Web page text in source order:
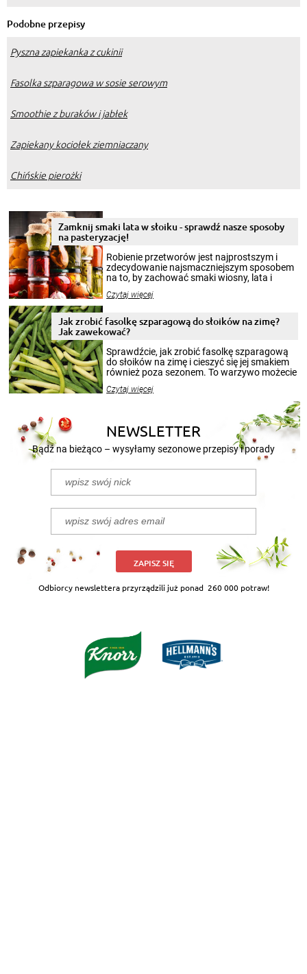
Podobne przepisy
Pyszna zapiekanka z cukinii
Fasolka szparagowa w sosie serowym
Smoothie z buraków i jabłek
Zapiekany kociołek ziemniaczany
Chińskie pierożki
Zamknij smaki lata w słoiku - sprawdź nasze sposoby
na pasteryzację!
Robienie przetworów jest najprostszym i
zdecydowanie najsmaczniejszym sposobem
na to, by zachować smaki wiosny, lata i
krajobrazów, by cieszyć nimi oko w sezonie
pełni poczuć atmosferę cieplejszych
miesięcy. Przygotowanie słoików ze
patenty, które pozwolą zachować świeżość
przetworów.
Czytaj więcej
Jak zrobić fasolkę szparagową do słoików na zimę?
Jak zawekować?
Sprawdźcie, jak zrobić fasolkę szparagową
do słoików na zimę i cieszyć się jej smakiem
również poza sezonem. To warzywo możecie
nasze propozycje!
Czytaj więcej
NEWSLETTER
Bądź na bieżąco – wysyłamy sezonowe przepisy i porady
ZAPISZ SIĘ
Odbiorcy newslettera przyrządzili już ponad 260 000 potraw!